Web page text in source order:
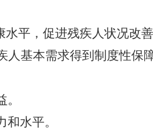
平，促进残疾人状况改善
基本需求得到制度性保
水平。